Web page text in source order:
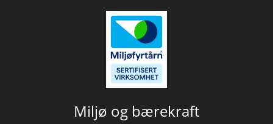
Miljø og bærekraft